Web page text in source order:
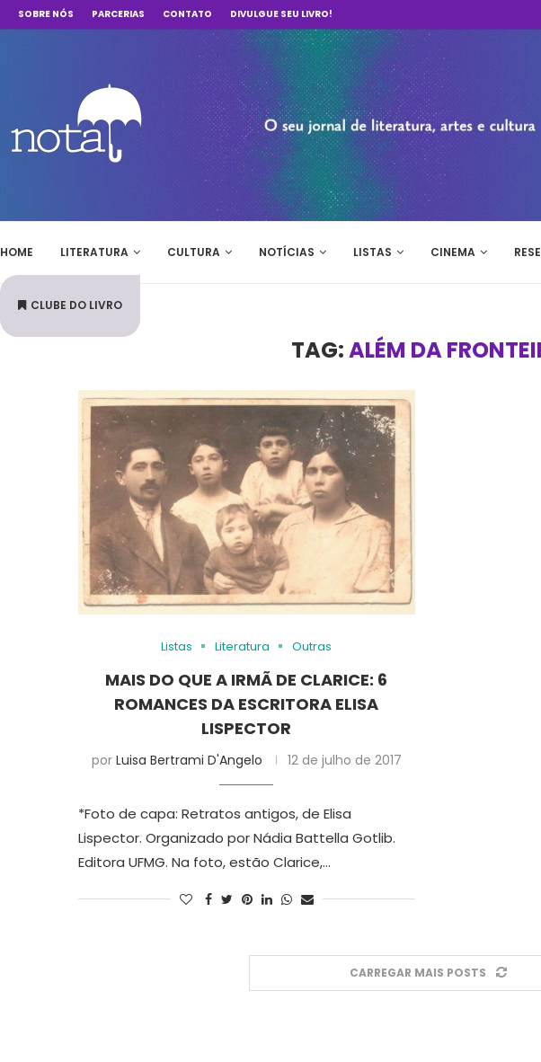
SOBRE NÓS PARCERIAS CONTATO DIVULGUE SEU LIVRO!
HOME LITERATURA CULTURA NOTÍCIAS LISTAS CINEMA
CLUBE DO LIVRO
TAG:ALÉM DA
Listas Literatura Outras
MAIS DO QUE A IRMÃ DE CLARICE: 6
ROMANCES DA ESCRITORA ELISA
LISPECTOR
por Luisa Bertrami D'Angelo 12 de julho de 2017
*Foto de capa: Retratos antigos, de Elisa
Lispector. Organizado por Nádia Battella Gotlib.
Editora UFMG. Na foto, estão Clarice,…
CARREGAR MAIS POSTS